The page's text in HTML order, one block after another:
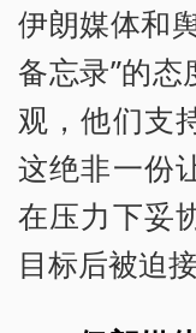
伊朗媒体和
备忘录”的
观，他们支
这绝非一份
在压力下妥
目标后被迫